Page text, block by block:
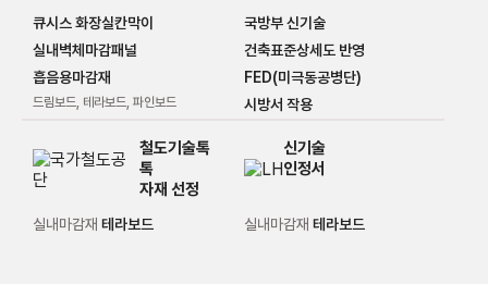
큐시스 화장실칸막이
실내벽체마감패널
흡음용마감재
드림보드, 테라보드, 파인보드
국방부 신기술
건축표준상세도 반영
FED(미극동공병단)
시방서 작용
톡
자재 선정
실내마감재 테라보드
신기술
인정서
실내마감재 테라보드